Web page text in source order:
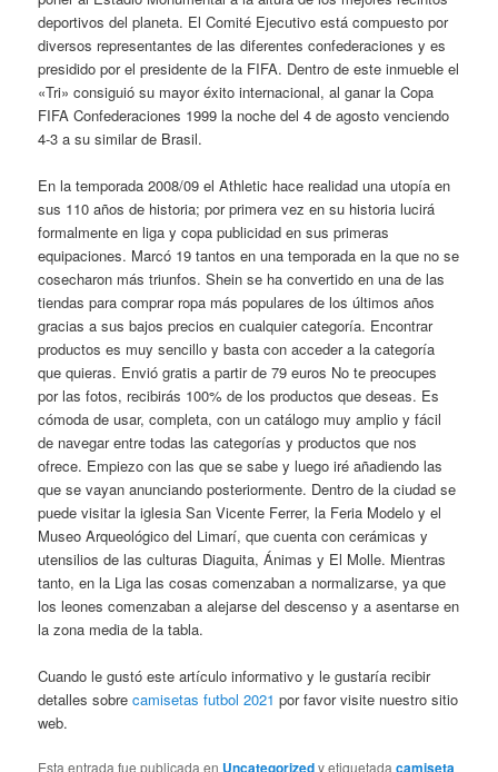
deportivos del planeta. El Comité Ejecutivo está compuesto por
diversos representantes de las diferentes confederaciones y es
presidido por el presidente de la FIFA. Dentro de este inmueble el
«Tri» consiguió su mayor éxito internacional, al ganar la Copa
FIFA Confederaciones 1999 la noche del 4 de agosto venciendo
4-3 a su similar de Brasil.
En la temporada 2008/09 el Athletic hace realidad una utopía en
sus 110 años de historia; por primera vez en su historia lucirá
formalmente en liga y copa publicidad en sus primeras
equipaciones. Marcó 19 tantos en una temporada en la que no se
cosecharon más triunfos. Shein se ha convertido en una de las
tiendas para comprar ropa más populares de los últimos años
gracias a sus bajos precios en cualquier categoría. Encontrar
productos es muy sencillo y basta con acceder a la categoría
que quieras. Envió gratis a partir de 79 euros No te preocupes
por las fotos, recibirás 100% de los productos que deseas. Es
cómoda de usar, completa, con un catálogo muy amplio y fácil
de navegar entre todas las categorías y productos que nos
ofrece. Empiezo con las que se sabe y luego iré añadiendo las
que se vayan anunciando posteriormente. Dentro de la ciudad se
puede visitar la iglesia San Vicente Ferrer, la Feria Modelo y el
Museo Arqueológico del Limarí, que cuenta con cerámicas y
utensilios de las culturas Diaguita, Ánimas y El Molle. Mientras
tanto, en la Liga las cosas comenzaban a normalizarse, ya que
los leones comenzaban a alejarse del descenso y a asentarse en
la zona media de la tabla.
Cuando le gustó este artículo informativo y le gustaría recibir
detalles sobrecamisetas futbol 2021 por favor visite nuestro sitio
web.
Esta entrada fue publicada en y etiquetada